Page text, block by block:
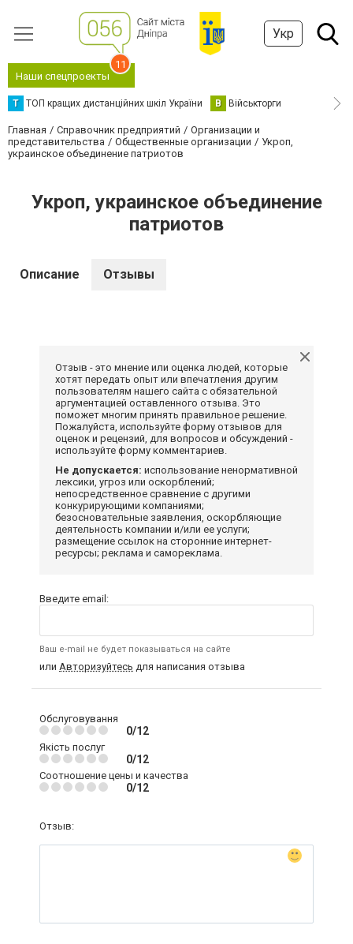
Укр
Наши спецпроекты
11
Т ТОП кращих дистанційних шкіл України В Військторги
Главная Справочник предприятий
Организации и
представительства
Общественные организации
Укроп,
украинское объединение патриотов
Укроп, украинское объединение
патриотов
Описание Отзывы
Отзыв - это мнение или оценка людей, которые
хотят передать опыт или впечатления другим
пользователям нашего сайта с обязательной
аргументацией оставленного отзыва. Это
поможет многим принять правильное решение.
Пожалуйста, используйте форму отзывов для
оценок и рецензий, для вопросов и обсуждений -
используйте форму комментариев.
Не допускается: использование ненормативной
лексики, угроз или оскорблений;
непосредственное сравнение с другими
конкурирующими компаниями;
безосновательные заявления, оскорбляющие
деятельность компании и/или ее услуги;
размещение ссылок на сторонние интернет-
ресурсы; реклама и самореклама.
Введите email:
Ваш e-mail не будет показываться на сайте
или Авторизуйтесь для написания отзыва
Обслуговування
0/12
Якість послуг
0/12
Соотношение цены и качества
0/12
Отзыв: